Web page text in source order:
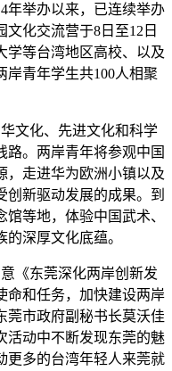
举办以来，已连续举办
化交流营于8日至12日
学等台湾地区高校、以及
岸青年学生共100人相聚
文化、先进文化和科学
路。两岸青年将参观中国
，走进华为欧洲小镇以及
创新驱动发展的成果。到
等地，体验中国武术、
深厚文化底蕴。
《东莞深化两岸创新发
命和任务，加快建设两岸
莞市政府副秘书长莫沃佳
活动中不断发现东莞的魅
更多的台湾年轻人来莞就